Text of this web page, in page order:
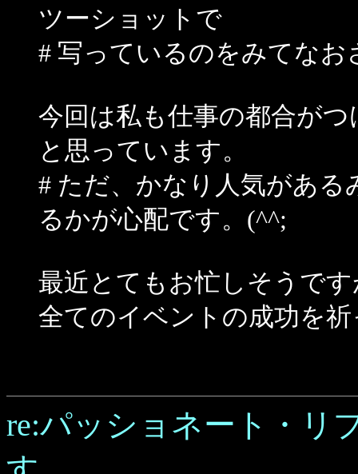
ツーショットで
# 写っているのをみてな
今回は私も仕事の都合が
と思っています。
# ただ、かなり人気があ
るかが心配です。(^^;
最近とてもお忙しそうで
全てのイベントの成功を
re:パッショネート・リ